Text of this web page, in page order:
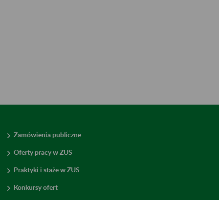
Zamówienia publiczne
Oferty pracy w ZUS
Praktyki i staże w ZUS
Konkursy ofert